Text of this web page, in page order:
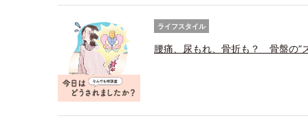
ライフスタイル
腰痛、尿もれ、骨折も？ 骨盤の“